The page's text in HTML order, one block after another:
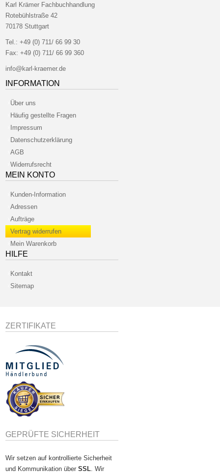
Karl Krämer Fachbuchhandlung
Rotebühlstraße 42
70178 Stuttgart
Tel.:+49 (0) 711/ 66 99 30
Fax: +49 (0) 711/ 66 99 360
info@karl-kraemer.de
INFORMATION
Über uns
Häufig gestellte Fragen
Impressum
Datenschutzerklärung
AGB
Widerrufsrecht
MEIN KONTO
Kunden-Information
Adressen
Aufträge
Vertrag widerrufen
Mein Warenkorb
HILFE
Kontakt
Sitemap
ZERTIFIKATE
GEPRÜFTE SICHERHEIT
Wir setzen auf kontrollierte Sicherheit
und Kommunikation überSSL . Wir